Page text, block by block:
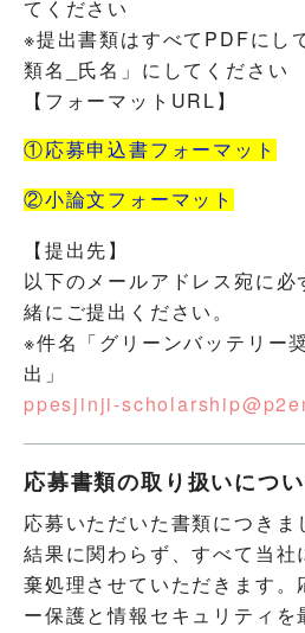
てください
※提出書類はすべてPDFにし
類名_氏名」にしてください
【フォーマットURL】
①応募申込書フォーマット
②小論文フォーマット
【提出先】
以下のメールアドレス宛に必
緒にご提出ください。
※件名「グリーンバッテリー
出」
ppesjinji-
応募書類の取り扱いにつ
応募いただいた書類につき
結果に関わらず、すべて当社
棄処理させていただきます。
ー保護と情報セキュリティを